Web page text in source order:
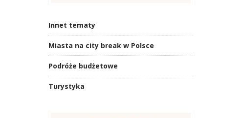
Innet tematy
Miasta na city break w Polsce
Podróże budżetowe
Turystyka